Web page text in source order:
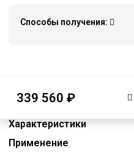
Способы получения:
339 560 ₽
Преимущества
Характеристики
Применение